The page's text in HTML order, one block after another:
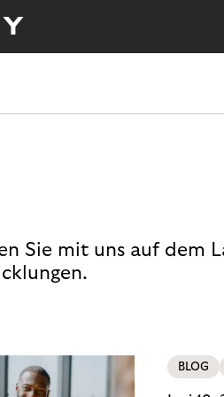
Sie mit uns auf dem
BLOG